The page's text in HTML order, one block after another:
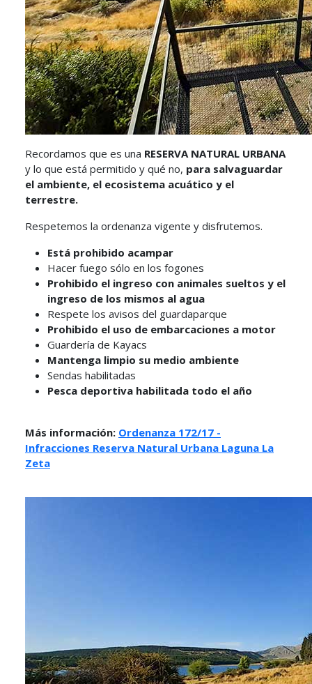
Recordamos que es una RESERVA NATURAL URBANA
y lo que está permitido y qué no, para salvaguardar
el ambiente, el ecosistema acuático y el
terrestre.
Respetemos la ordenanza vigente y disfrutemos.
Está prohibido acampar
Hacer fuego sólo en los fogones
Prohibido el ingreso con animales sueltos y el
ingreso de los mismos al agua
Respete los avisos del guardaparque
Prohibido el uso de embarcaciones a motor
Guardería de Kayacs
Mantenga limpio su medio ambiente
Sendas habilitadas
Pesca deportiva habilitada todo el año
Más información: Ordenanza 172/17 -
Infracciones Reserva Natural Urbana Laguna La
Zeta